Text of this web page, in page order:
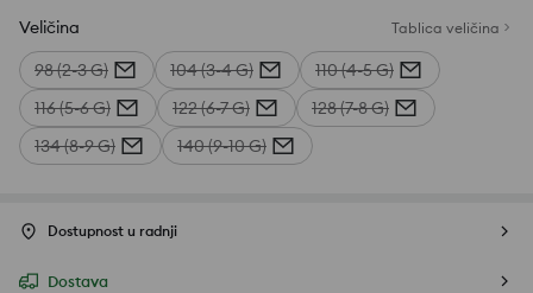
Veličina Tablica veličina
98 (2-3 G) 104 (3-4 G)
110 (4-5 G)
116 (5-6 G)
122 (6-7 G)
128 (7-8 G)
134 (8-9 G)
140 (9-10 G)
Dostupnost u radnji
Dostava